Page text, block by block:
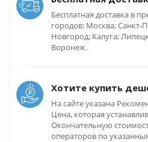
Бесплатная доставка в
городов: Москва; Санкт-
Новгород; Калуга;
Воронеж.
Хотите купить
На сайте указана
Цена, которая
Окончательную
операторов по